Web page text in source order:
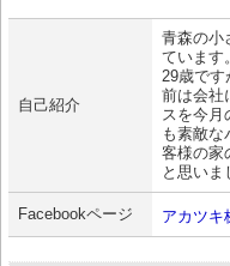
自己紹介
青森の小
ています。
29歳です
前は会社
スを今月
も素敵な
客様の家
と思いま
Facebookページ アカツキ